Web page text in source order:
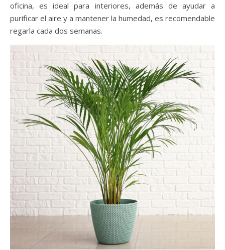
oficina, es ideal para interiores, además de ayudar a
purificar el aire y a mantener la humedad, es recomendable
regarla cada dos semanas.